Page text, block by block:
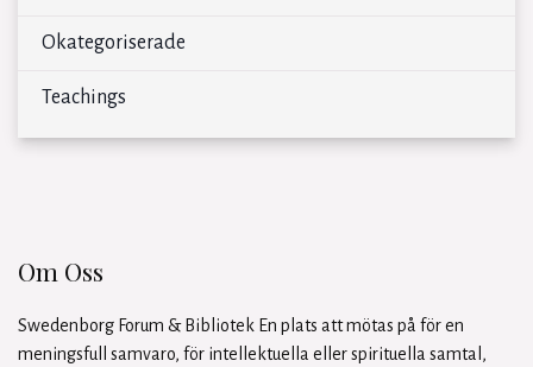
Okategoriserade
Teachings
Om Oss
Swedenborg Forum & Bibliotek En plats att mötas på för en
meningsfull samvaro, för intellektuella eller spirituella samtal,